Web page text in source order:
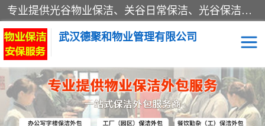
专业提供光谷物业保洁、关谷日常保洁、光谷保洁外包及武汉其他城区的单位日常保洁 武汉德聚和物业管理有限公司致力于打造中国专业物业保洁服务、日常保洁及其他保洁清洗外包服务。自公司成立以来提倡以先进的物业管理理念和模式经营，谋篇布局，以“至诚服务、精益求精、规范管理、锐意拓新”为质量方针，强化内部管理，为业主提供专业化、标准化和精细化的全方位物业服务，管理服务水平得到了广大业主和业内人士的一致好评。
武汉德聚和物业管理有限公司
保洁外包